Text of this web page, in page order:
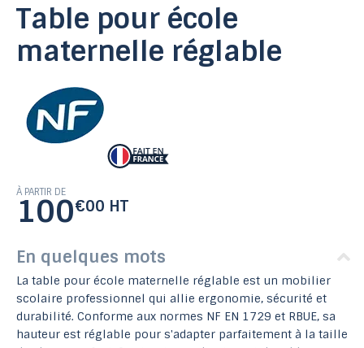
Table pour école
maternelle réglable
À PARTIR DE
100€00 HT
En quelques mots
La table pour école maternelle réglable est un mobilier
scolaire professionnel qui allie ergonomie, sécurité et
durabilité. Conforme aux normes NF EN 1729 et RBUE, sa
hauteur est réglable pour s'adapter parfaitement à la taille